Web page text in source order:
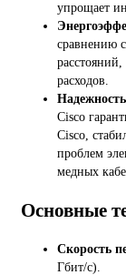
упрощает
сравнению
расходов.
Cisco
Cisco,
проблем
медных
Основные
Скорость
Гбит/с).